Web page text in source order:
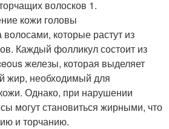
волосков 1.
кожи головы
которые растут из
Каждый фолликул состоит из
железы, которая выделяет
жир, необходимый для
Однако, при нарушении
могут становиться жирными, что
и торчанию.